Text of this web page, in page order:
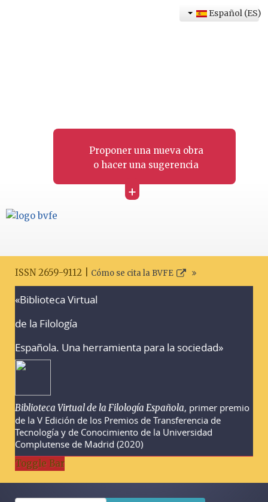
Proponer una nueva obra
o hacer una sugerencia
+
Español (ES)
ISSN 2659-9112 | Cómo se cita la BVFE
«Biblioteca Virtual
de la Filología
Española. Una herramienta para la sociedad»
Biblioteca Virtual de la Filología Española, primer premio
de la V Edición de los Premios de Transferencia de
Tecnología y de Conocimiento de la Universidad
Complutense de Madrid (2020)
Toggle Bar